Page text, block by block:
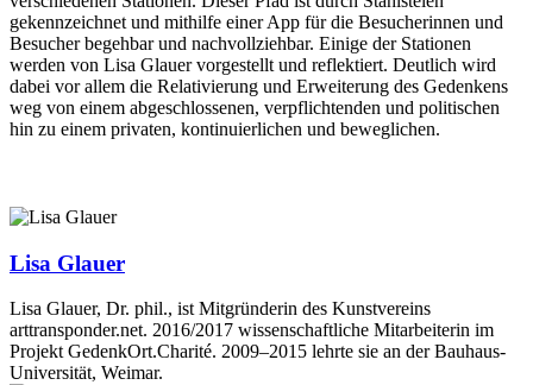
gekennzeichnet und mithilfe einer App für die Besucherinnen und
Besucher begehbar und nachvollziehbar. Einige der Stationen
werden von Lisa Glauer vorgestellt und reflektiert. Deutlich wird
dabei vor allem die Relativierung und Erweiterung des Gedenkens
weg von einem abgeschlossenen, verpflichtenden und politischen
hin zu einem privaten, kontinuierlichen und beweglichen.
Lisa Glauer
Lisa Glauer, Dr. phil., ist Mitgründerin des Kunstvereins
arttransponder.net. 2016/2017 wissenschaftliche Mitarbeiterin im
Projekt GedenkOrt.Charité. 2009–2015 lehrte sie an der Bauhaus-
Universität, Weimar.